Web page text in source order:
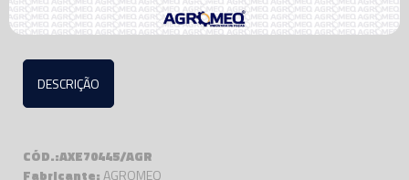
DESCRIÇÃO
CÓD.:AXE70445/AGR
Fabricante:AGROMEQ